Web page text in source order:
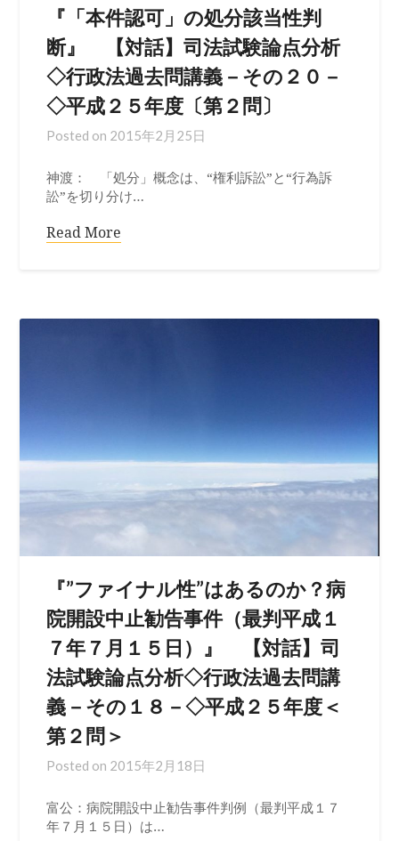
『「本件認可」の処分該当性判
断』 【対話】司法試験論点分析
◇行政法過去問講義－その２０－
◇平成２５年度〔第２問〕
Posted on 2015年2月25日
神渡： 「処分」概念は、“権利訴訟”と“行為訴
訟”を切り分け…
Read More
『”ファイナル性”はあるのか？病
院開設中止勧告事件（最判平成１
７年７月１５日）』 【対話】司
法試験論点分析◇行政法過去問講
義－その１８－◇平成２５年度＜
第２問＞
Posted on 2015年2月18日
富公：病院開設中止勧告事件判例（最判平成１７
年７月１５日）は…